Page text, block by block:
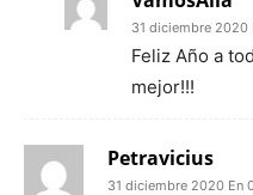
31 diciembre 2020
Feliz Año a
mejor!!!
Petravicius
31 diciembre 2020 En